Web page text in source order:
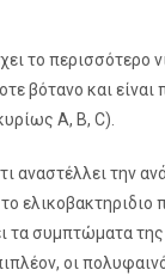
το περισσότερο
βότανο και είναι
Α, Β, C).
αναστέλλει την
ελικοβακτηριδιο
τα συμπτώματα της
οι